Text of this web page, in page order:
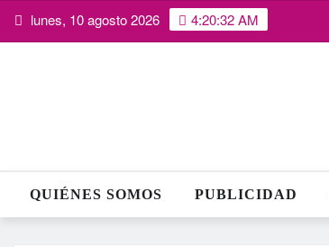
Saltarlunes, 10 agosto 2026 4:20:32 AM
QUIÉNES SOMOS PUBLICIDAD